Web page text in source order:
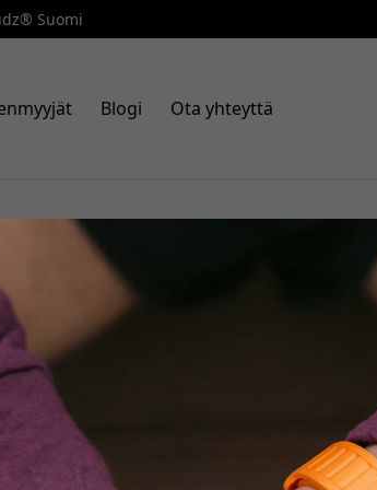
Suomi
Blogi Ota yhteyttä
Series -nahkakotelo
ja langatonta
🎉
Käytä tätä koodia kassalla saadaksesi 15%